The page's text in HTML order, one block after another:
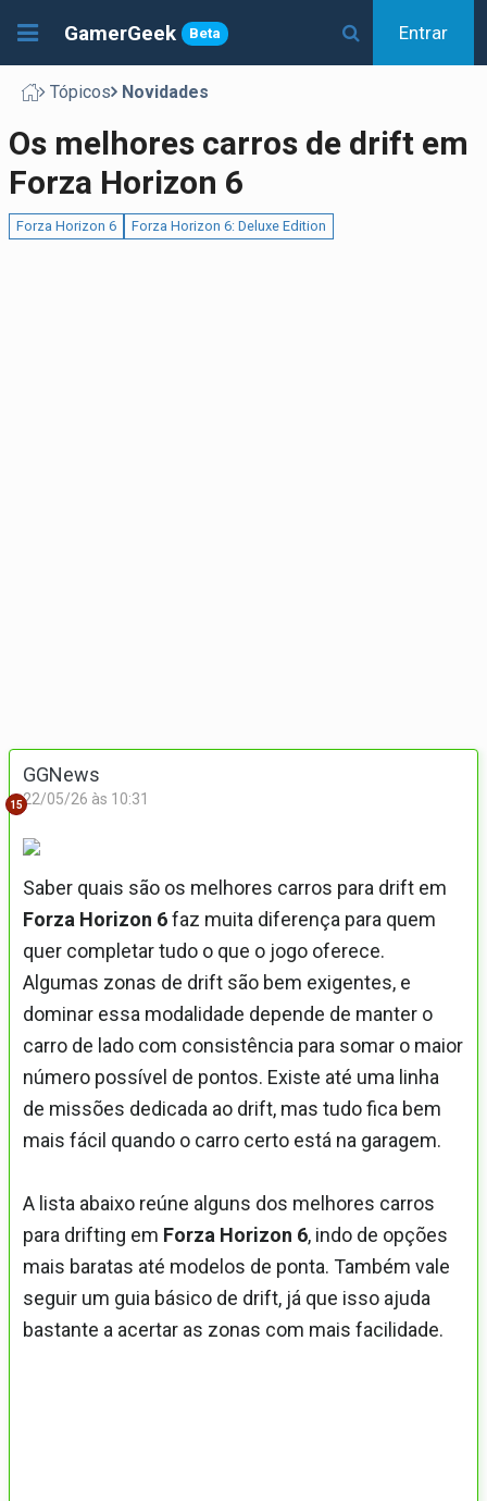
GamerGeek Beta Entrar
Tópicos Novidades
Os melhores carros de drift em
Forza Horizon 6
Forza Horizon 6 Forza Horizon 6: Deluxe Edition
15
GGNews
22/05/26 às 10:31
Saber quais são os melhores carros para drift em
Forza Horizon 6faz muita diferença para quem
quer completar tudo o que o jogo oferece.
Algumas zonas de drift são bem exigentes, e
dominar essa modalidade depende de manter o
carro de lado com consistência para somar o maior
número possível de pontos. Existe até uma linha
de missões dedicada ao drift, mas tudo fica bem
mais fácil quando o carro certo está na garagem.
A lista abaixo reúne alguns dos melhores carros
para drifting em Forza Horizon 6, indo de opções
mais baratas até modelos de ponta. Também vale
seguir um guia básico de drift, já que isso ajuda
bastante a acertar as zonas com mais facilidade.